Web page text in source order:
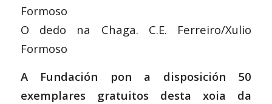
Formoso
O dedo na Chaga. C.E. Ferreiro/Xulio
Formoso
A Fundación pon a disposición 50
exemplares gratuitos desta xoia da